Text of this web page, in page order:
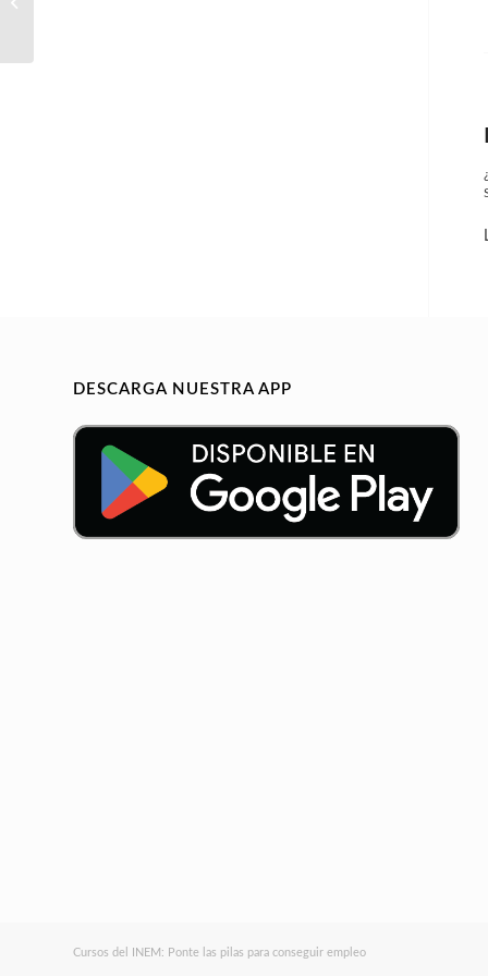
DESCARGA NUESTRA APP
Cursos del INEM: Ponte las pilas para conseguir empleo